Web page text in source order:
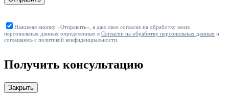
Нажимая кнопку «Отправить», я даю свое согласие на обработку моих
персональных данных определенных в Согласии на обработку персональных данных и
соглашаюсь с политикой конфиденциальности.
Получить консультацию
Закрыть